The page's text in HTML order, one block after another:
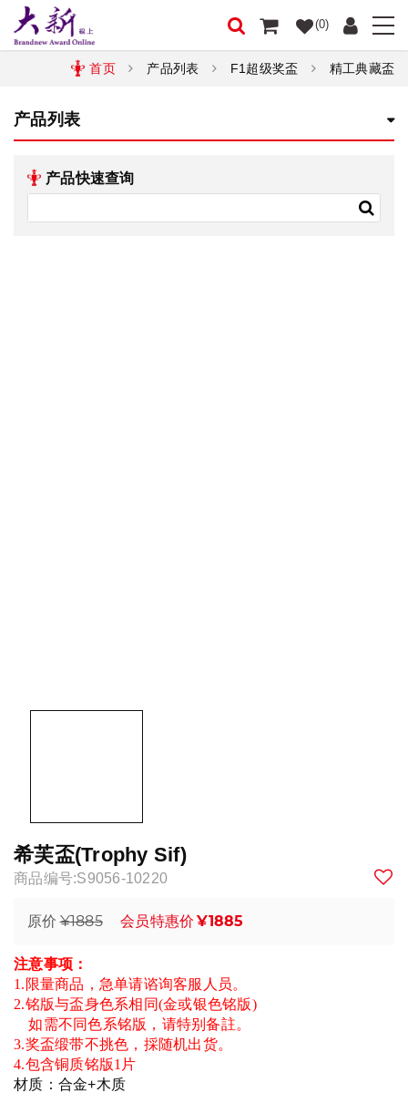
(0)
首页 产品列表 F1超级奖盃 精工典藏盃
产品列表
产品快速查询
希芙盃(Trophy Sif)
商品编号:S9056-10220
原价 ¥1885 会员特惠价 ¥1885
注意事项：
1.限量商品，急单请谘询客服人员。
2.铭版与盃身色系相同(金或银色铭版)
如需不同色系铭版，请特别备註。
3.奖盃缎带不挑色，採随机出货。
4.包含铜质铭版1片
材质：合金+木质